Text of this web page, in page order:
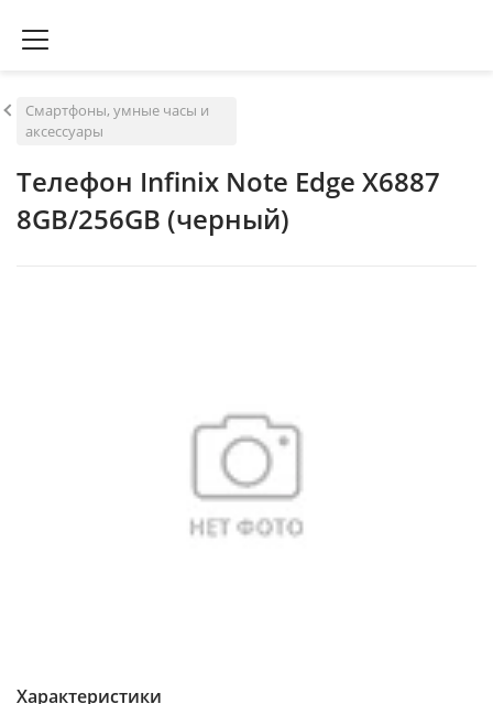
Смартфоны, умные часы и
аксессуары
Телефон Infinix Note Edge X6887
8GB/256GB (черный)
Характеристики